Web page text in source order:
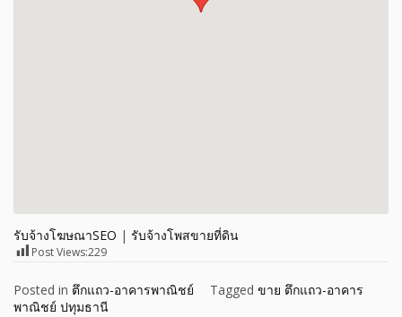
รับจ้างโฆษณาSEO | รับจ้างโพสขายที่ดิน
Post Views:229
Posted in ตึกแถว-อาคารพาณิชย์ Tagged ขาย ตึกแถว-อาคาร
พาณิชย์ ปทุมธานี